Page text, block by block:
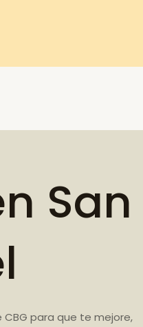
San
para que te mejore,